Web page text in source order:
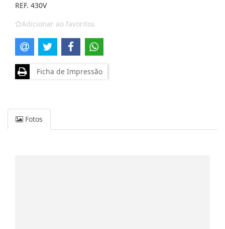
REF. 430V
Adicionar ao favoritos
Ficha de Impressão
Fotos